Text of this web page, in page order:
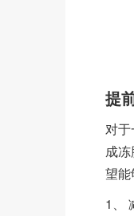
提
对
成
望能
1、